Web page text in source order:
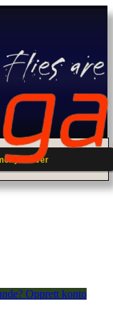
over
Opprett konto